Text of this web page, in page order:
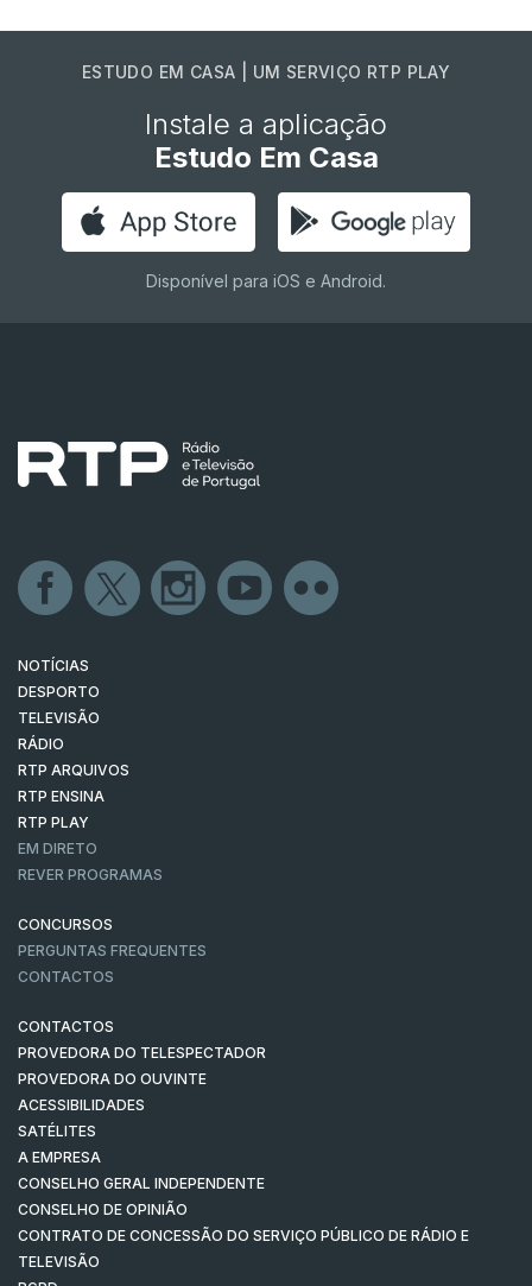
ESTUDO EM CASA | UM SERVIÇO RTP PLAY
Instale a aplicação
Estudo Em Casa
Disponível para iOS e Android.
NOTÍCIAS
DESPORTO
TELEVISÃO
RÁDIO
RTP ARQUIVOS
RTP ENSINA
RTP PLAY
EM DIRETO
REVER PROGRAMAS
CONCURSOS
PERGUNTAS FREQUENTES
CONTACTOS
CONTACTOS
PROVEDORA DO TELESPECTADOR
PROVEDORA DO OUVINTE
ACESSIBILIDADES
SATÉLITES
A EMPRESA
CONSELHO GERAL INDEPENDENTE
CONSELHO DE OPINIÃO
CONTRATO DE CONCESSÃO DO SERVIÇO PÚBLICO DE RÁDIO E
TELEVISÃO